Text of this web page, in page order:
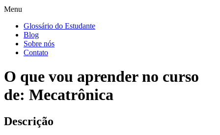
Menu
Glossário do Estudante
Blog
Sobre nós
Contato
O que vou aprender no curso
de: Mecatrônica
Descrição